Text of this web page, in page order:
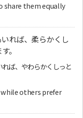
share them equally
れば、柔らかくし
。
ば、やわらかくしっと
others prefer